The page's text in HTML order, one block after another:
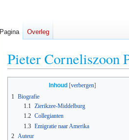
Pieter Corneliszoon
navigatie
springen
zoeken
springen
Inhoud
1 Biografie
1.1 Zierikzee-Middelburg
1.2 Collegianten
1.3 Emigratie naar Amerika
2 Auteur
Pagina Overleg